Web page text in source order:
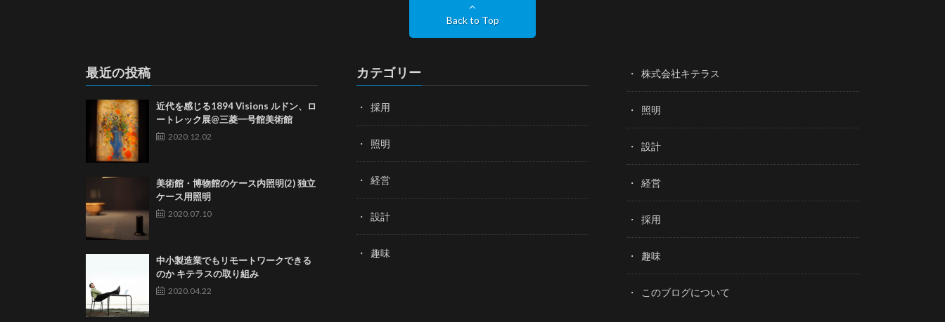
Back to Top
最近の投稿
近代を感じる1894 Visions ルドン、ロ
ートレック展@三菱一号館美術館
2020.12.02
美術館・博物館のケース内照明(2) 独立
ケース用照明
2020.07.10
中小製造業でもリモートワークできる
のか キテラスの取り組み
2020.04.22
カテゴリー
採用
照明
経営
設計
趣味
株式会社キテラス
照明
設計
経営
採用
趣味
このブログについて